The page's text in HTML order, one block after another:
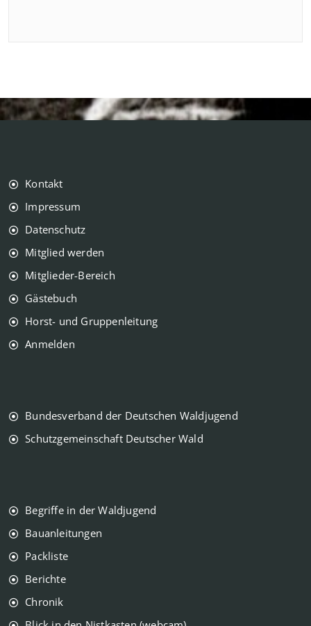
Kontakt
Impressum
Datenschutz
Mitglied werden
Mitglieder-Bereich
Gästebuch
Horst- und Gruppenleitung
Anmelden
Bundesverband der Deutschen Waldjugend
Schutzgemeinschaft Deutscher Wald
Begriffe in der Waldjugend
Bauanleitungen
Packliste
Berichte
Chronik